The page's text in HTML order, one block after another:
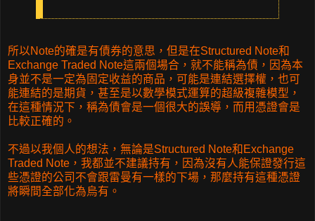
所以Note的確是有債券的意思，但是在Structured Note和
Exchange Traded Note這兩個場合，就不能稱為債，因為本
身並不是一定為固定收益的商品，可能是連結選擇權，也可
能連結的是期貨，甚至是以數學模式運算的超級複雜模型，
在這種情況下，稱為債會是一個很大的誤導，而用憑證會是
比較正確的。
不過以我個人的想法，無論是Structured Note和Exchange
Traded Note，我都並不建議持有，因為沒有人能保證發行這
些憑證的公司不會跟雷曼有一樣的下場，那麼持有這種憑證
將瞬間全部化為烏有。